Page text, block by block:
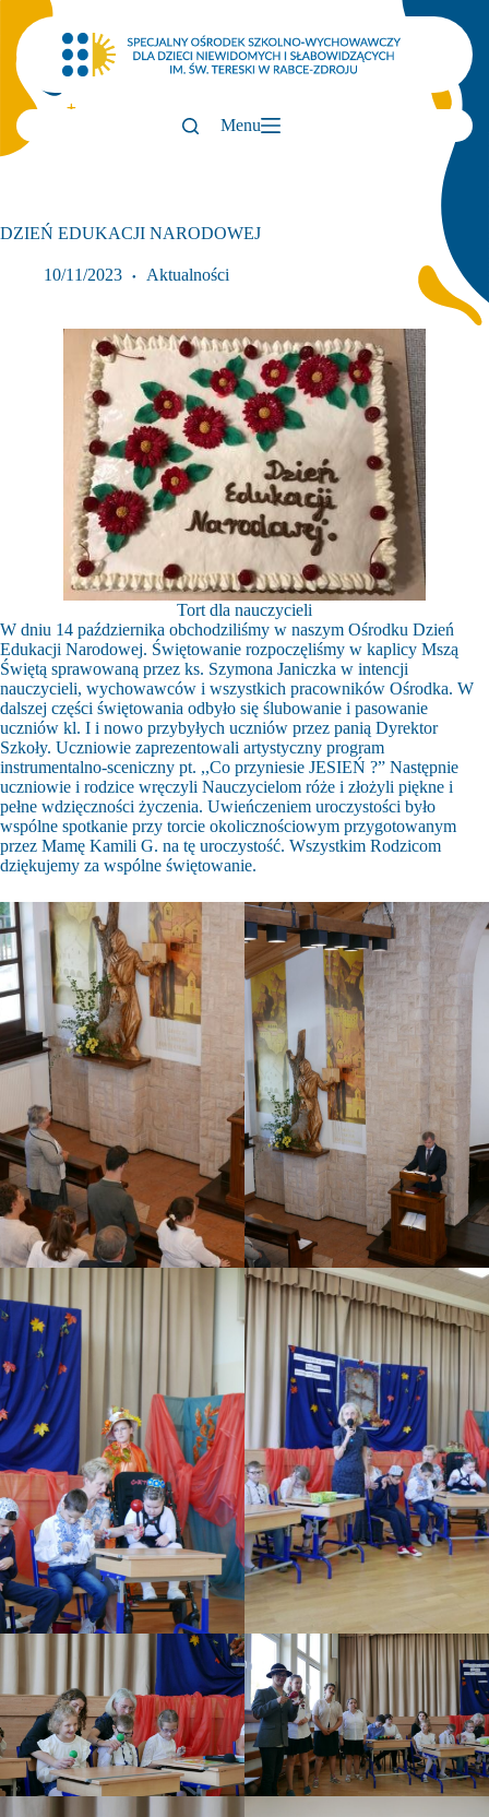
treści
Menu
DZIEŃ EDUKACJI NARODOWEJ
10/11/2023 Aktualności
Tort dla nauczycieli
W dniu 14 października obchodziliśmy w naszym Ośrodku Dzień
Edukacji Narodowej. Świętowanie rozpoczęliśmy w kaplicy Mszą
Świętą sprawowaną przez ks. Szymona Janiczka w intencji
nauczycieli, wychowawców i wszystkich pracowników Ośrodka. W
dalszej części świętowania odbyło się ślubowanie i pasowanie
uczniów kl. I i nowo przybyłych uczniów przez panią Dyrektor
Szkoły. Uczniowie zaprezentowali artystyczny program
instrumentalno-sceniczny pt. ,,Co przyniesie JESIEŃ ?” Następnie
uczniowie i rodzice wręczyli Nauczycielom róże i złożyli piękne i
pełne wdzięczności życzenia. Uwieńczeniem uroczystości było
wspólne spotkanie przy torcie okolicznościowym przygotowanym
przez Mamę Kamili G. na tę uroczystość. Wszystkim Rodzicom
dziękujemy za wspólne świętowanie.